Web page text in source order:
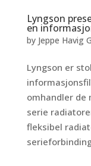
Lyngson
en
by Jeppe Havig
Lyngson er
omhandler de
serie
fleksibel